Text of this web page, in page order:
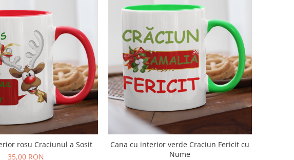
rosu Craciunul a Sosit
35,00 RON
Cana cu interior verde Craciun Fericit cu
Nume